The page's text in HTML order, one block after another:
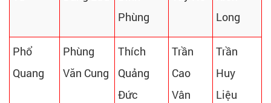
Phùng
Long
Phổ
Quang
Phùng
Văn Cung
Thích
Quảng
Đức
Trần
Cao
Vân
Trần
Huy
Liệu